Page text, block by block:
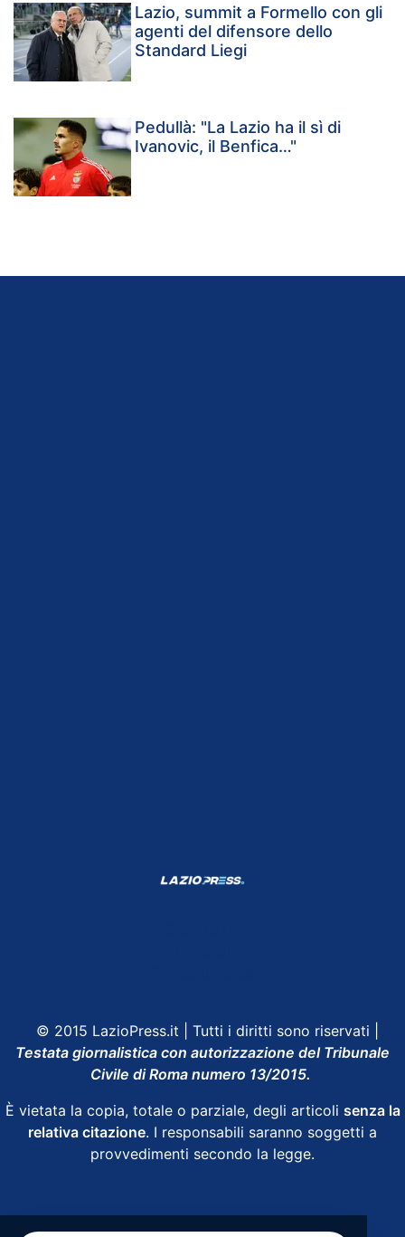
Lazio, summit a Formello con gli
agenti del difensore dello
Standard Liegi
Pedullà: "La Lazio ha il sì di
Ivanovic, il Benfica…"
© 2015 LazioPress.it | Tutti i diritti sono riservati |
Testata giornalistica con autorizzazione del Tribunale
Civile di Roma numero 13/2015.
È vietata la copia, totale o parziale, degli articoli senza la
relativa citazione. I responsabili saranno soggetti a
provvedimenti secondo la legge.